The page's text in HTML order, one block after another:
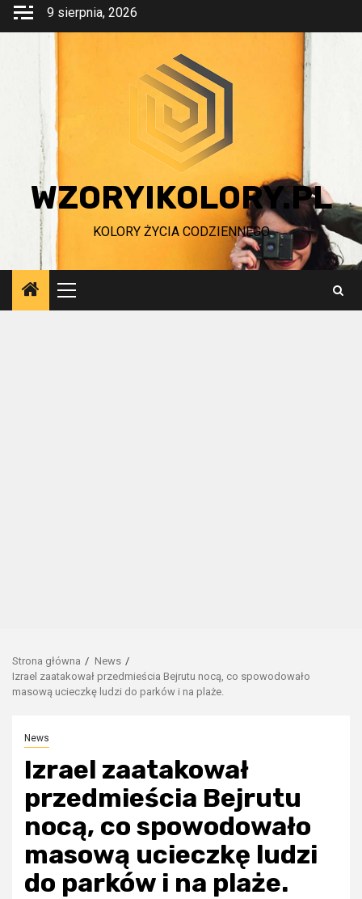
Przejdź
9 sierpnia, 2026
WZORYIKOLORY.PL
KOLORY ŻYCIA CODZIENNEGO
Menu
główne
Strona główna
News
Izrael zaatakował przedmieścia Bejrutu nocą, co spowodowało
masową ucieczkę ludzi do parków i na plaże.
News
Izrael zaatakował
przedmieścia Bejrutu
nocą, co spowodowało
masową ucieczkę ludzi
do parków i na plaże.